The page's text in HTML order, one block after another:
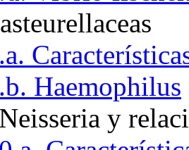
Haemophilus
y